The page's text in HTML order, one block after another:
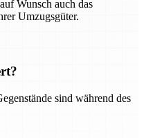
Wunsch auch das
Umzugsgüter.
sind während des